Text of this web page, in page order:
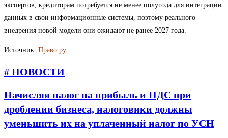
экспертов, кредиторам потребуется не менее полугода для интеграции
данных в свои информационные системы, поэтому реального
внедрения новой модели они ожидают не ранее 2027 года.
Источник: Право.ру
# НОВОСТИ
Начисляя налог на прибыль и НДС при
дроблении бизнеса, налоговики должны
уменьшить их на уплаченный налог по УСН